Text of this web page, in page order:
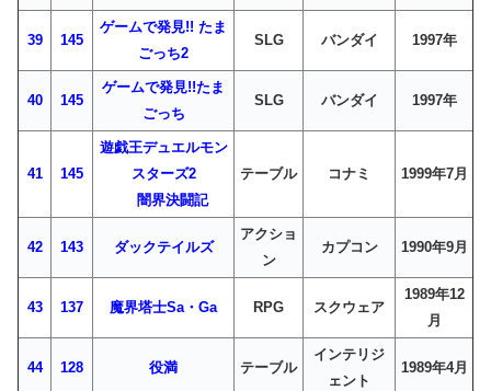
39 145
ゲームで発見!! たま
ごっち2
SLG バンダイ 1997年
40 145
ゲームで発見!!たま
ごっち
SLG バンダイ 1997年
41 145
遊戯王デュエルモン
スターズ2
闇界決闘記
テーブル コナミ 1999年7月
42 143 ダックテイルズ
アクショ
ン
カプコン 1990年9月
43 137 魔界塔士Sa・Ga RPG スクウェア
1989年12
月
44 128 役満 テーブル
インテリジ
ェント
1989年4月